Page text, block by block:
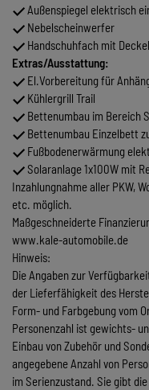
Außenspiegel elektrisch
Nebelscheinwerfer
Handschuhfach mit
Extras/Ausstattung:
El.Vorbereitung für
Kühlergrill Trail
Bettenumbau im Bereich
Bettenumbau Einzelbett
Fußbodenerwärmung
Solaranlage 1x100W mit
Inzahlungnahme aller PKW,
etc. möglich.
Maßgeschneiderte
www.kale-automobile.de
Hinweis:
Die Angaben zur
der Lieferfähigkeit des
Form- und Farbgebung vom
Personenzahl ist gewichts-
Einbau von Zubehör und
angegebene Anzahl von
im Serienzustand. Sie gibt